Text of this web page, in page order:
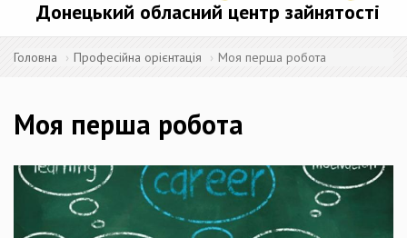
Донецький обласний центр зайнятості
Головна Професійна орієнтація Моя перша робота
Моя перша робота